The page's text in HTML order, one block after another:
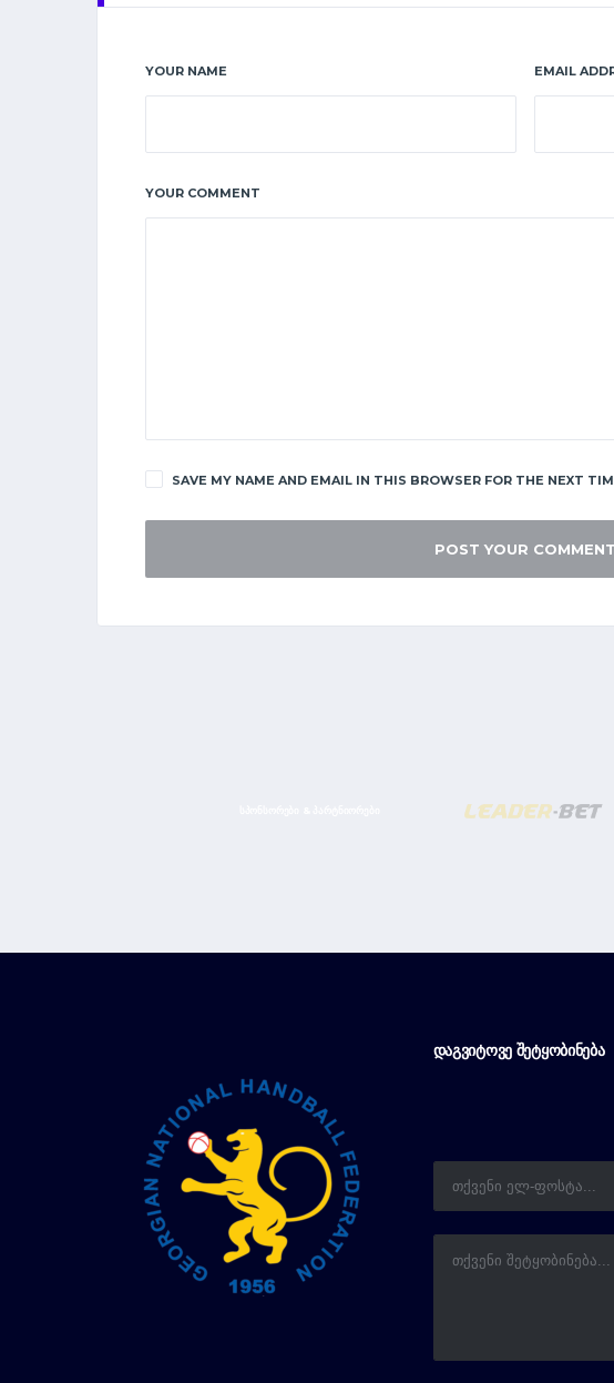
YOUR NAME EMAIL
YOUR COMMENT
SAVE MY NAME AND EMAIL IN THIS BROWSER FOR THE NEXT
ᲓᲐᲒᲕᲘᲢᲝᲕᲔ ᲨᲔᲢᲧᲝᲑᲘᲜᲔᲑᲐ